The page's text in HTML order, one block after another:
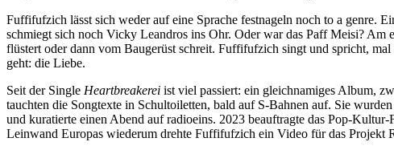
Fuffifufzich lässt sich weder auf eine Sprache festnageln noch to a genre.
schmiegt sich noch Vicky Leandros ins Ohr. Oder war das Paff Meisi? Am
flüstert oder dann vom Baugerüst schreit. Fuffifufzich singt und spricht,
geht: die Liebe.
Seit der Single Heartbreakerei ist viel passiert: ein gleichnamiges Album,
tauchten die Songtexte in Schultoiletten, bald auf S-Bahnen auf. Sie
und kuratierte einen Abend auf radioeins. 2023 beauftragte das Pop-
Leinwand Europas wiederum drehte Fuffifufzich ein Video für das